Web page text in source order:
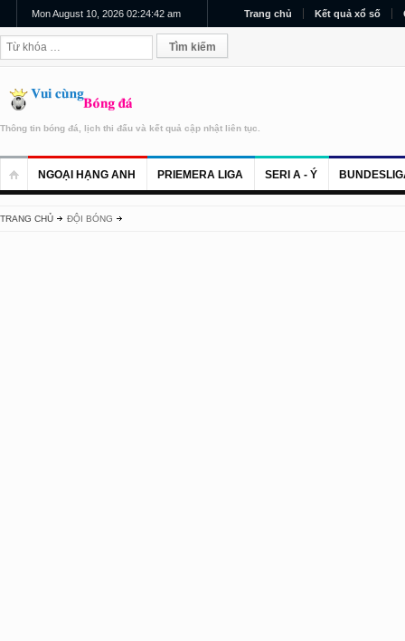
Mon August 10, 2026 02:24:42 am Trang chủ Kết quả xổ số
Thông tin bóng đá, lịch thi đấu và kết quả cập nhật liên tục.
NGOẠI HẠNG ANH PRIEMERA LIGA SERI A - Ý
TRANG CHỦ ĐỘI BÓNG